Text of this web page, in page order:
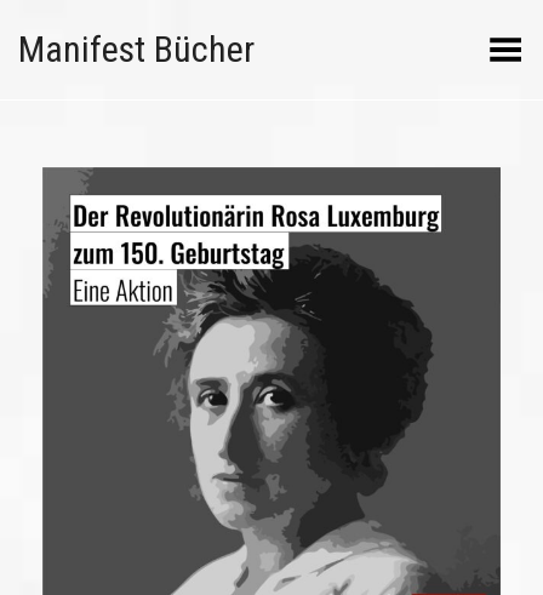
Manifest Bücher Menü umschalten